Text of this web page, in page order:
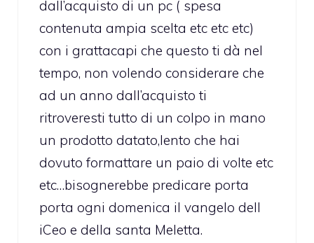
dall’acquisto di un pc ( spesa
contenuta ampia scelta etc etc etc)
con i grattacapi che questo ti dà nel
tempo, non volendo considerare che
ad un anno dall’acquisto ti
ritroveresti tutto di un colpo in mano
un prodotto datato,lento che hai
dovuto formattare un paio di volte etc
etc…bisognerebbe predicare porta
porta ogni domenica il vangelo dell
iCeo e della santa Meletta.